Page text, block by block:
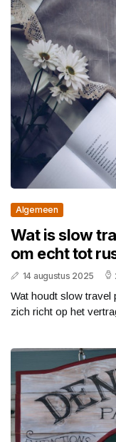
Algemeen
Wat is slow
om echt tot
14 augustus 2025
Wat houdt slow travel
zich richt op het